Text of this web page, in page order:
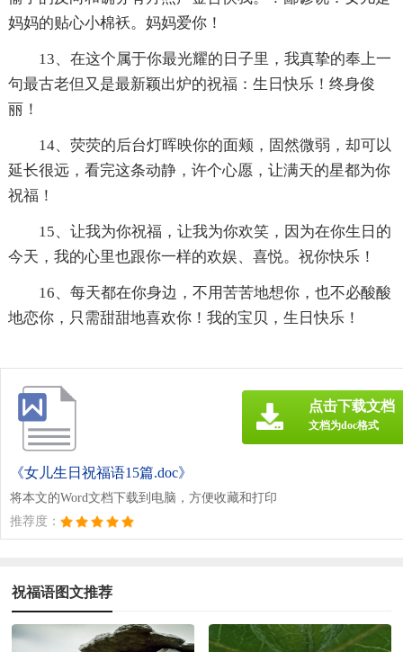
妈妈的贴心小棉袄。妈妈爱你！
13、在这个属于你最光耀的日子里，我真挚的奉上一
句最古老但又是最新颖出炉的祝福：生日快乐！终身俊
丽！
14、荧荧的后台灯晖映你的面颊，固然微弱，却可以
延长很远，看完这条动静，许个心愿，让满天的星都为你
祝福！
15、让我为你祝福，让我为你欢笑，因为在你生日的
今天，我的心里也跟你一样的欢娱、喜悦。祝你快乐！
16、每天都在你身边，不用苦苦地想你，也不必酸酸
地恋你，只需甜甜地喜欢你！我的宝贝，生日快乐！
《女儿生日祝福语15篇.doc》
将本文的Word文档下载到电脑，方便收藏和打印
推荐度：
点击下载文档
文档为doc格式
祝福语图文推荐